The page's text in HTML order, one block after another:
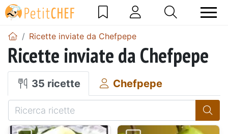
Ricette inviate da Chefpepe
Ricette inviate da Chefpepe
35 ricette Chefpepe